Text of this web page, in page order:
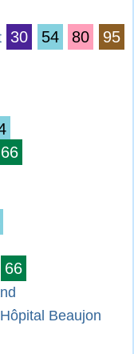
30 54 80
95
66
66
Beaujon